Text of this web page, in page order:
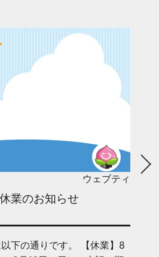
ウェブティ
業のお知らせ
下の通りです。 【休業】8